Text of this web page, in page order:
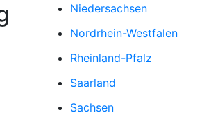
Niedersachsen
Nordrhein-Westfalen
Rheinland-Pfalz
Saarland
Sachsen